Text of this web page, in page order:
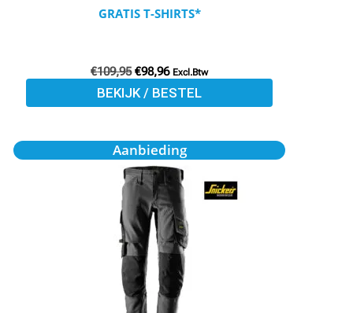
GRATIS T-SHIRTS*
€109,95 €98,96 Excl.Btw
BEKIJK / BESTEL
productpagina
Aanbieding
Oorspronkelijke
prijs
was:
€98,95.
Huidige
prijs
is:
€89,05.
Dit
product
heeft
meerdere
variaties.
Deze
optie
kan